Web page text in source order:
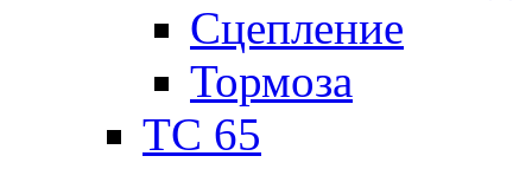
Сцепление
Тормоза
TC 65